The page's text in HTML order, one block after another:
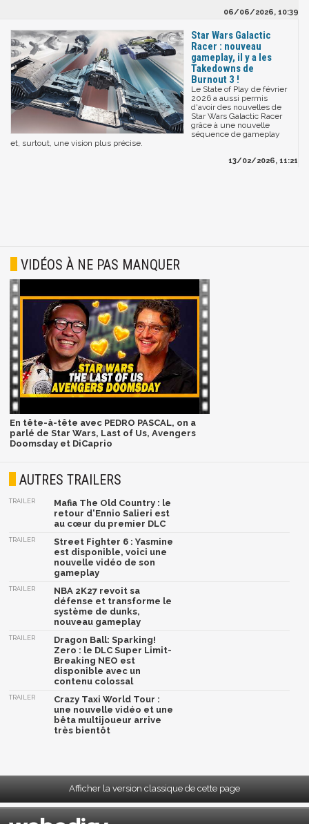
06/06/2026, 10:39
Star Wars Galactic
Racer : nouveau
gameplay, il y a les
Takedowns de
Burnout 3 !
Le State of Play de février
2026 a aussi permis
d'avoir des nouvelles de
Star Wars Galactic Racer
grâce à une nouvelle
séquence de gameplay
et, surtout, une vision plus précise.
13/02/2026, 11:21
VIDÉOS À NE PAS MANQUER
En tête-à-tête avec PEDRO PASCAL, on a
parlé de Star Wars, Last of Us, Avengers
Doomsday et DiCaprio
AUTRES TRAILERS
TRAILER
Mafia The Old Country : le
retour d'Ennio Salieri est
au cœur du premier DLC
TRAILER
Street Fighter 6 : Yasmine
est disponible, voici une
nouvelle vidéo de son
gameplay
TRAILER
NBA 2K27 revoit sa
défense et transforme le
système de dunks,
nouveau gameplay
TRAILER
Dragon Ball: Sparking!
Zero : le DLC Super Limit-
Breaking NEO est
disponible avec un
contenu colossal
TRAILER
Crazy Taxi World Tour :
une nouvelle vidéo et une
bêta multijoueur arrive
très bientôt
Afficher la version classique de cette page